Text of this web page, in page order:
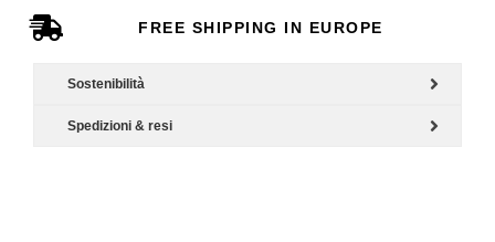
FREE SHIPPING IN EUROPE
Sostenibilità
Spedizioni & resi